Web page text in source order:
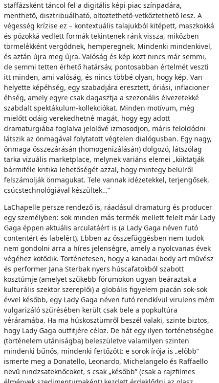
staffázsként táncol fel a digitális képi piac színpadára,
menthető, disztribuálható, öltöztethető-vetkőztethető lesz. A
végesség krízise ez – kontextuális talajukból kitépett, maszkokká
és pózokká vedlett formák tekintenek ránk vissza, miközben
törmelékként vergődnek, hemperegnek. Mindenki mindenkivel,
és aztán újra meg újra. Valóság és kép közt nincs már semmi,
de semmi tetten érhető határsáv, pontosabban értelmét veszti
itt minden, ami valóság, és nincs többé olyan, hogy kép. Van
helyette képéhség, egy szabadjára eresztett, óriási, inflacioner
éhség, amely egyre csak dagasztja a szezonális élvezetekké
szabdalt spektákulum-kollekciókat. Minden motívum, még
mielőtt odáig verekedhetné magát, hogy egy adott
dramaturgiába foglalva jelölővé izmosodjon, máris feloldódni
látszik az önmagával folytatott végtelen dialógusban. Egy nagy,
önmaga összezárásán (homogenizálásán) dolgozó, látszólag
tarka vizuális marketplace, melynek variáns elemei „kiiktatják
bármiféle kritika lehetőségét azzal, hogy mintegy belülről
felszámolják önmagukat. Tele vannak idézetekkel, terjengősek,
csúcstechnológiával készültek…”
LaChapelle persze rendező is, ráadásul dramaturg és producer
egy személyben: sok minden más termék mellett felelt már Lady
Gaga éppen aktuális arculatáért is (a Lady Gaga néven futó
contentért és labelért). Ebben az összefüggésben nem tudok
nem gondolni arra a híres jelenségre, amely a nyolcvanas évek
végéhez kötődik. Történetesen, hogy a kanadai body art művész
és performer Jana Sterbak nyers húscafatokból szabott
kosztümje (amelyet szűkebb fórumokon ugyan beáraztak a
kulturális szektor szereplői) a globális figyelem piacán sok-sok
évvel később, egy Lady Gaga néven futó rendkívül virulens mém
vulgarizáló szűrésében került csak bele a popkultúra
véráramába. Ha ma húskosztümről beszél valaki, szinte biztos,
hogy Lady Gaga outfitjére céloz. De hát egy ilyen történetiségbe
(történelem utániságba) beleszületve valamilyen szinten
mindenki bűnös, mindenki fertőzött: e sorok írója is „előbb”
ismerte meg a Donatello, Leonardo, Michelangelo és Raffaello
nevű nindzsateknőcöket, s csak „később” (csak a rajzfilmes